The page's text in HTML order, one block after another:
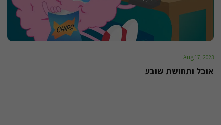
Aug17, 2023
אוכל ותחושת שובע